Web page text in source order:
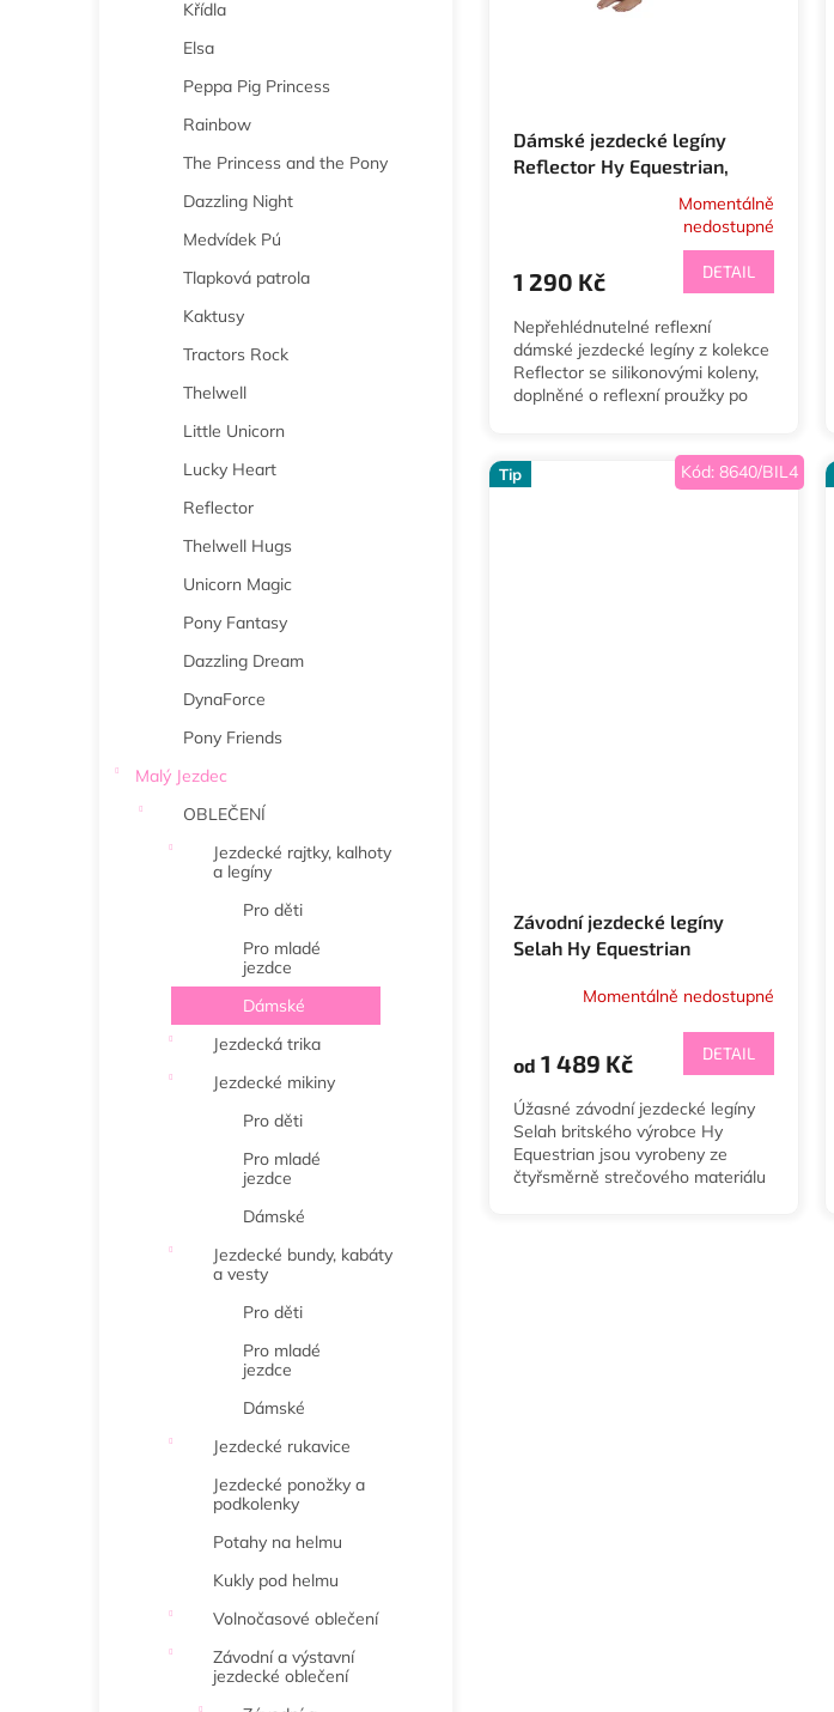
Křídla
Elsa
Peppa Pig Princess
Rainbow
The Princess and the Pony
Dazzling Night
Medvídek Pú
Tlapková patrola
Kaktusy
Tractors Rock
Thelwell
Little Unicorn
Lucky Heart
Reflector
Thelwell Hugs
Unicorn Magic
Pony Fantasy
Dazzling Dream
DynaForce
Pony Friends
Malý Jezdec
OBLEČENÍ
Jezdecké rajtky, kalhoty
a legíny
Pro děti
Pro mladé
jezdce
Dámské
Jezdecká trika
Jezdecké mikiny
Pro děti
Pro mladé
jezdce
Dámské
Jezdecké bundy, kabáty
a vesty
Pro děti
Pro mladé
jezdce
Dámské
Jezdecké rukavice
Jezdecké ponožky a
podkolenky
Potahy na helmu
Kukly pod helmu
Volnočasové oblečení
Závodní a výstavní
jezdecké oblečení
Dámské jezdecké legíny
Reflector Hy Equestrian,
je
z
5
hvězdiček.
Momentálně
nedostupné
1 290 Kč DETAIL
Nepřehlédnutelné reflexní
dámské jezdecké legíny z kolekce
Reflector se silikonovými koleny,
doplněné o reflexní proužky po
Tip
Závodní jezdecké legíny
Selah Hy Equestrian
Momentálně nedostupné
od 1 489 Kč DETAIL
Úžasné závodní jezdecké legíny
Selah britského výrobce Hy
Equestrian jsou vyrobeny ze
čtyřsměrně strečového materiálu
Kód: 8640/BIL4